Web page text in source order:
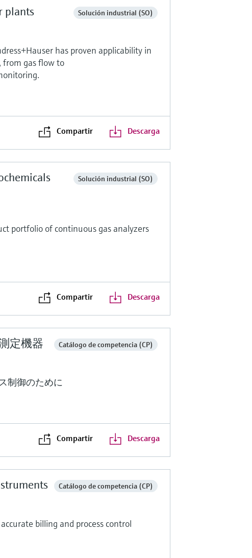
plants
Solución industrial (SO)
has proven applicability in
from gas flow to
Compartir Descarga
Solución industrial (SO)
portfolio of continuous gas analyzers
Compartir Descarga
定機器
Catálogo de competencia (CP)
制御のために
Compartir Descarga
Catálogo de competencia (CP)
billing and process control